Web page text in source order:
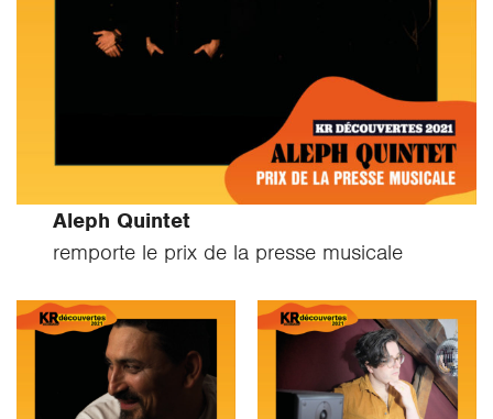
Aleph Quintet
remporte le prix de la presse musicale